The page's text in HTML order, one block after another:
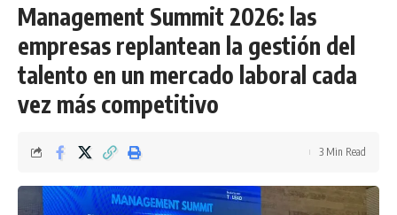
Management Summit 2026: las
empresas replantean la gestión del
talento en un mercado laboral cada
vez más competitivo
3 Min Read